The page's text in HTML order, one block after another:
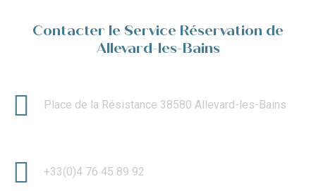
Contacter le Service Réservation de
Allevard-les-Bains
Place de la Résistance 38580 Allevard-les-Bains
+33(0)4 76 45 89 92